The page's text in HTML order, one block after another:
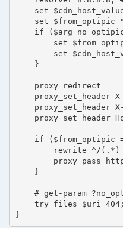
set
set $from_optipic
if
set
set
    }
proxy_redirect
proxy_set_header
proxy_set_header
proxy_set_header
if ($from_optipic
rewrite ^/(.*)
proxy_pass
    }
# get-param
    try_files $uri 404;
}